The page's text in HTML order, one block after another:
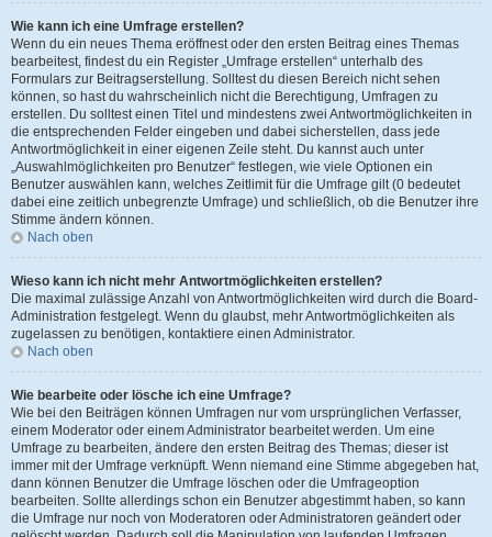
Wie kann ich eine Umfrage erstellen?
Wenn du ein neues Thema eröffnest oder den ersten Beitrag eines Themas
bearbeitest, findest du ein Register „Umfrage erstellen“ unterhalb des
Formulars zur Beitragserstellung. Solltest du diesen Bereich nicht sehen
können, so hast du wahrscheinlich nicht die Berechtigung, Umfragen zu
erstellen. Du solltest einen Titel und mindestens zwei Antwortmöglichkeiten in
die entsprechenden Felder eingeben und dabei sicherstellen, dass jede
Antwortmöglichkeit in einer eigenen Zeile steht. Du kannst auch unter
„Auswahlmöglichkeiten pro Benutzer“ festlegen, wie viele Optionen ein
Benutzer auswählen kann, welches Zeitlimit für die Umfrage gilt (0 bedeutet
dabei eine zeitlich unbegrenzte Umfrage) und schließlich, ob die Benutzer ihre
Stimme ändern können.
Nach oben
Wieso kann ich nicht mehr Antwortmöglichkeiten erstellen?
Die maximal zulässige Anzahl von Antwortmöglichkeiten wird durch die Board-
Administration festgelegt. Wenn du glaubst, mehr Antwortmöglichkeiten als
zugelassen zu benötigen, kontaktiere einen Administrator.
Nach oben
Wie bearbeite oder lösche ich eine Umfrage?
Wie bei den Beiträgen können Umfragen nur vom ursprünglichen Verfasser,
einem Moderator oder einem Administrator bearbeitet werden. Um eine
Umfrage zu bearbeiten, ändere den ersten Beitrag des Themas; dieser ist
immer mit der Umfrage verknüpft. Wenn niemand eine Stimme abgegeben hat,
dann können Benutzer die Umfrage löschen oder die Umfrageoption
bearbeiten. Sollte allerdings schon ein Benutzer abgestimmt haben, so kann
die Umfrage nur noch von Moderatoren oder Administratoren geändert oder